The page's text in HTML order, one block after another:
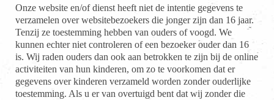
Onze website en/of dienst heeft niet de intentie gegevens te
verzamelen over websitebezoekers die jonger zijn dan 16 jaar.
Tenzij ze toestemming hebben van ouders of voogd. We
kunnen echter niet controleren of een bezoeker ouder dan 16
is. Wij raden ouders dan ook aan betrokken te zijn bij de online
activiteiten van hun kinderen, om zo te voorkomen dat er
gegevens over kinderen verzameld worden zonder ouderlijke
toestemming. Als u er van overtuigd bent dat wij zonder die